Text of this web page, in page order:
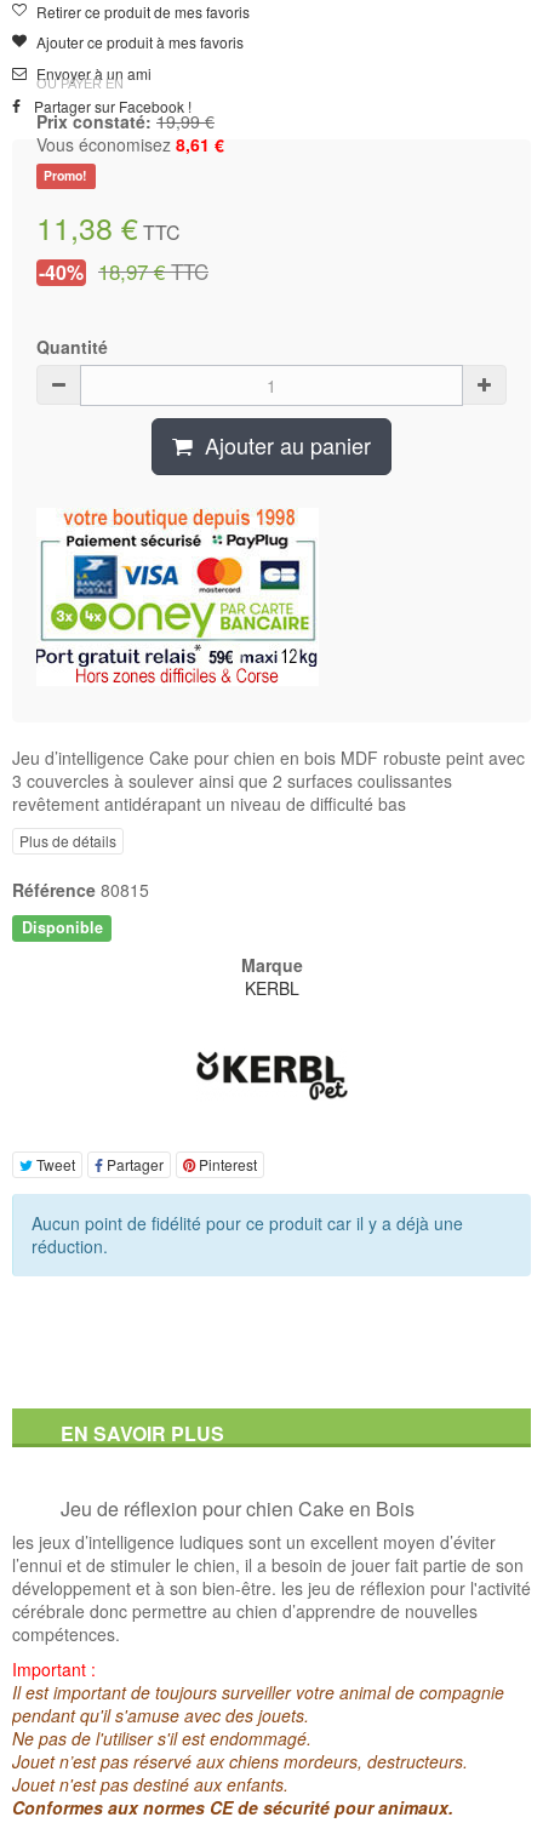
Retirer ce produit de mes favoris
Ajouter ce produit à mes favoris
Envoyer à un ami
Partager sur Facebook !
OU PAYER EN
Prix constaté: 19,99 €
Vous économisez 8,61 €
Promo!
11,38 €TTC
-40% 18,97 €TTC
Quantité
Ajouter au panier
Jeu d’intelligence Cake pour chien en bois MDF robuste peint avec
3 couvercles à soulever ainsi que 2 surfaces coulissantes
revêtement antidérapant un niveau de difficulté bas
Plus de détails
Référence 80815
Disponible
Marque
KERBL
Tweet Partager Pinterest
Aucun point de fidélité pour ce produit car il y a déjà une
réduction.
EN SAVOIR PLUS
Jeu de réflexion pour chien Cake en Bois
les jeux d’intelligence ludiques sont un excellent moyen d’éviter
l’ennui et de stimuler le chien, il a besoin de jouer fait partie de son
développement et à son bien-être. les jeu de réflexion pour l'activité
cérébrale donc permettre au chien d’apprendre de nouvelles
compétences.
Important :
Il est important de toujours surveiller votre animal de compagnie
pendant qu'il s'amuse avec des jouets.
Ne pas de l'utiliser s'il est endommagé.
Jouet n’est pas réservé aux chiens mordeurs, destructeurs.
Jouet n'est pas destiné aux enfants.
Conformes aux normes CE de sécurité pour animaux.